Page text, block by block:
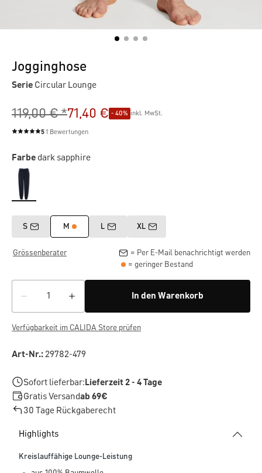
Jogginghose
Serie Circular Lounge
119,00 € *71,40 € - 40% inkl. MwSt.
Durchschnittliche Bewertung von 5 von 5 Sternen
51 Bewertungen
Farbe dark sapphire
S M L XL
Grössenberater
= Per E-Mail benachrichtigt werden
= geringer Bestand
In den Warenkorb
Verfügbarkeit im CALIDA Store prüfen
Art-Nr.:29782-479
Sofort lieferbar:Lieferzeit 2 - 4 Tage
Gratis Versandab 69€
30 Tage Rückgaberecht
Highlights
Kreislauffähige Lounge-Leistung